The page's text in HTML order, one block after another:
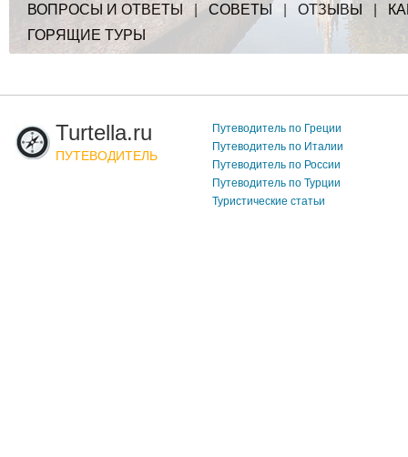
ВОПРОСЫ И ОТВЕТЫ |СОВЕТЫ ОТЗЫВЫ
ГОРЯЩИЕ ТУРЫ
Turtella.ru
ПУТЕВОДИТЕЛЬ
Путеводитель по Греции
Путеводитель по Италии
Путеводитель по России
Путеводитель по Турции
Туристические статьи